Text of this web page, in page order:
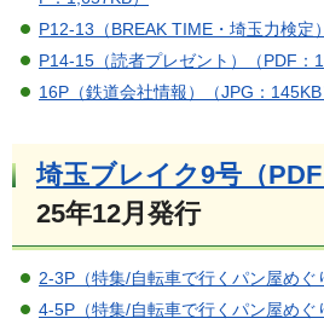
P12-13（BREAK TIME・埼玉力検定
P14-15（読者プレゼント）（PDF：
16P（鉄道会社情報）（JPG：145KB
埼玉ブレイク9号（PDF
25年12月発行
2-3P（特集/自転車で行くパン屋めぐ
4-5P（特集/自転車で行くパン屋めぐ